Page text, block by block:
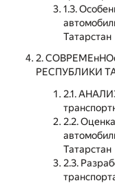
1.3.
Татарстан
2.
РЕСПУБЛИКИ
2.1.
2.2.
Татарстан
2.3.